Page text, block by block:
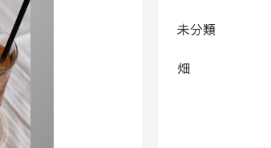
未分類
畑